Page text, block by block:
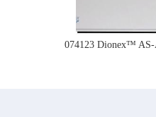
074123 Dionex™